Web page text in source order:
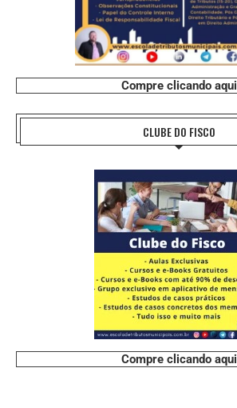
Compre clicando aqui
CLUBE DO FISCO
Compre clicando aqui